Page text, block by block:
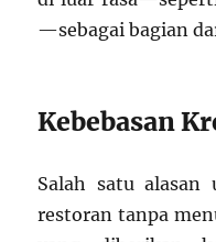
—sebagai bagian
Kebebasan
Salah satu alasan
restoran tanpa